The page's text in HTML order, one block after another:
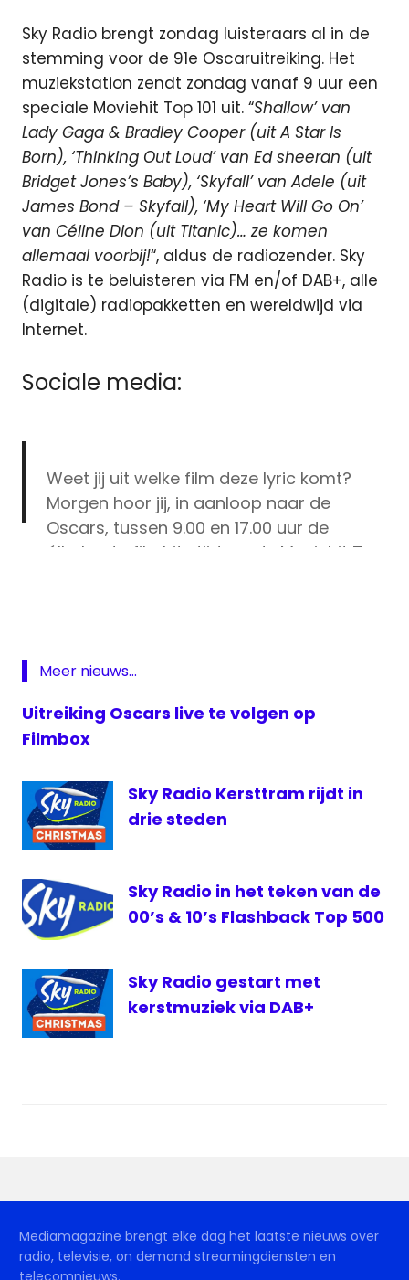
Sky Radio brengt zondag luisteraars al in de
stemming voor de 91e Oscaruitreiking. Het
muziekstation zendt zondag vanaf 9 uur een
speciale Moviehit Top 101 uit. “Shallow’ van
Lady Gaga & Bradley Cooper (uit A Star Is
Born), ‘Thinking Out Loud’ van Ed sheeran (uit
Bridget Jones’s Baby), ‘Skyfall’ van Adele (uit
James Bond – Skyfall), ‘My Heart Will Go On’
van Céline Dion (uit Titanic)… ze komen
allemaal voorbij!“, aldus de radiozender. Sky
Radio is te beluisteren via FM en/of DAB+, alle
(digitale) radiopakketten en wereldwijd via
Internet.
Sociale media:
Weet jij uit welke film deze lyric komt?
Morgen hoor jij, in aanloop naar de
Oscars, tussen 9.00 en 17.00 uur de
állerbeste filmhits tijdens de Moviehit Top
— Sky Radio (@skyradio101fm)
23, 2019
televisie
Sky
The
Oscars
uitreiking
Oscars
Meer nieuws...
Uitreiking Oscars live te volgen op
Filmbox
Sky Radio Kersttram rijdt in
drie steden
Sky Radio in het teken van de
00’s & 10’s Flashback Top 500
Sky Radio gestart met
kerstmuziek via DAB+
Mediamagazine brengt elke dag het laatste nieuws over
radio, televisie, on demand streamingdiensten en
telecomnieuws.